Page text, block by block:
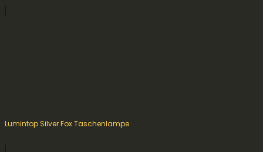
Lumintop Silver Fox Taschenlampe